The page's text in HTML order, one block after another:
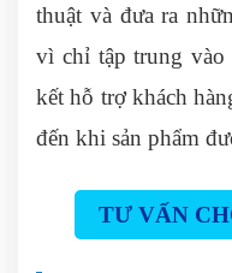
thuật và đưa ra
vì chỉ tập trung vào
kết hỗ trợ khách
đến khi sản phẩm
TƯ VẤN